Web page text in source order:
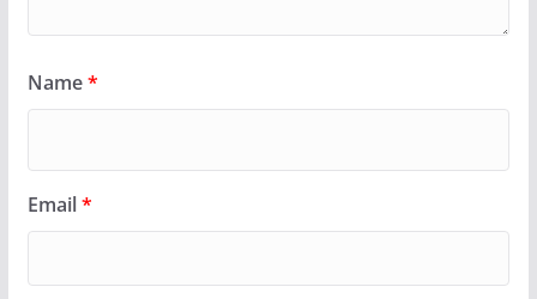
Name*
Email*